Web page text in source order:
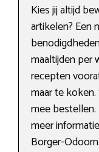
Kies jij altijd
artikelen? Een
maaltijden per
recepten
maar te
mee
meer
Borger-Odoorn.